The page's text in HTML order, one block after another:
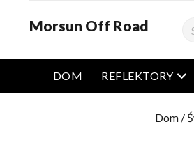
Morsun Off Road
DOM REFLEKTORY
Dom /